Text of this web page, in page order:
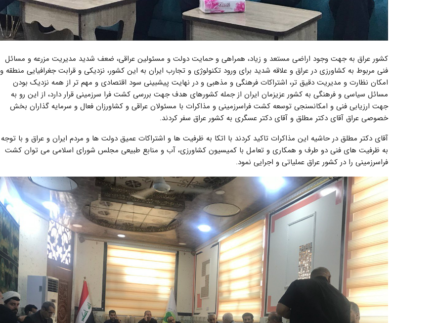
کشور عراق به جهت وجود اراضی مستعد و زیاد، همراهی و حمایت دولت و مسئولین عراقی، ضعف شدید مدیریت مزرعه و مسائل
فنی مربوط به کشاورزی در عراق و علاقه شدید برای ورود تکنولوژی و تجارب ایران به این کشور، نزدیکی و قرابت جغرافیایی منطقه و
امکان نظارت و مدیریت دقیق تر، اشتراکات فرهنگی و مذهبی و در نهایت پیش­بینی سود اقتصادی و مهم تر از همه نزدیک بودن
مسائل سیاسی و فرهنگی به کشور عزیزمان ایران از جمله کشورهای هدف جهت بررسی کشت فرا سرزمینی قرار دارد، از این رو به
جهت ارزیابی فنی و امکان­سنجی توسعه کشت فراسرزمینی و مذاکرات با مسئولان عراقی و کشاورزان فعال و سرمایه ­گذاران بخش
خصوصی عراق آقای دکتر مطلق و آقای دکتر عسگری به کشور عراق سفر کردند.
آقای دکتر مطلق در حاشیه این مذاکرات تاکید کردند با اتکا به ظرفیت ها و اشتراکات عمیق دولت ها و مردم ایران و عراق و با توجه
به ظرفیت های فنی دو طرف و همکاری و تعامل با کمیسیون کشاورزی، آب و منابع طبیعی مجلس شورای اسلامی می توان کشت
فراسرزمینی را در کشور عراق عملیاتی و اجرایی نمود.